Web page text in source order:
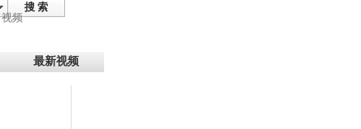
搜 索
视频
最新视频